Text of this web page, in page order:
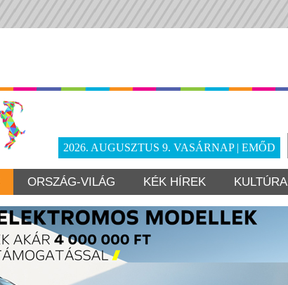
2026. AUGUSZTUS 9. VASÁRNAP | EMŐD
ORSZÁG-VILÁG KÉK HÍREK KULTÚRA